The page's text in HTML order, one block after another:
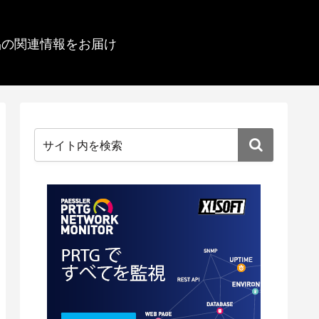
関連情報をお届け